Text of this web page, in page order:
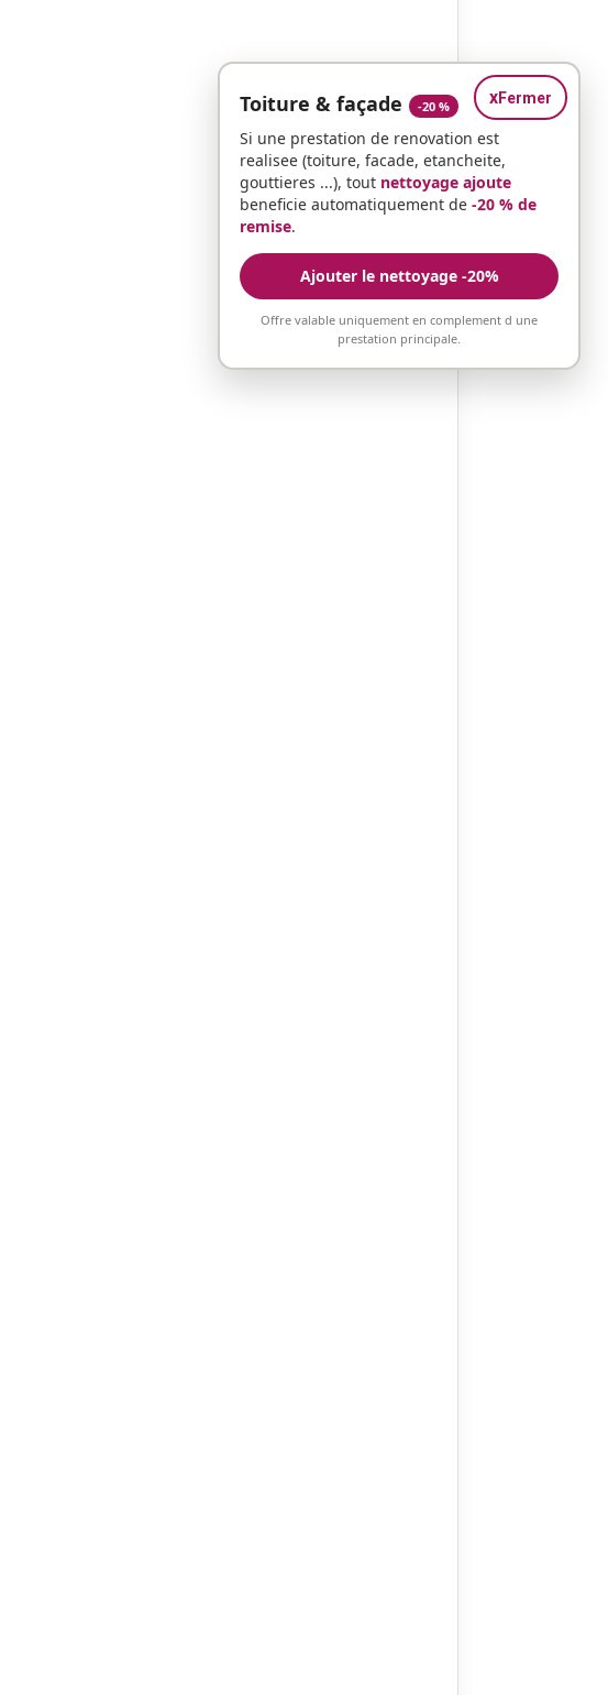
xFermer
Toiture & façade -20 %
Si une prestation de renovation est
realisee (toiture, facade, etancheite,
gouttieres ...), tout nettoyage ajoute
beneficie automatiquement de -20 % de
remise.
Ajouter le nettoyage -20%
Offre valable uniquement en complement d une
prestation principale.